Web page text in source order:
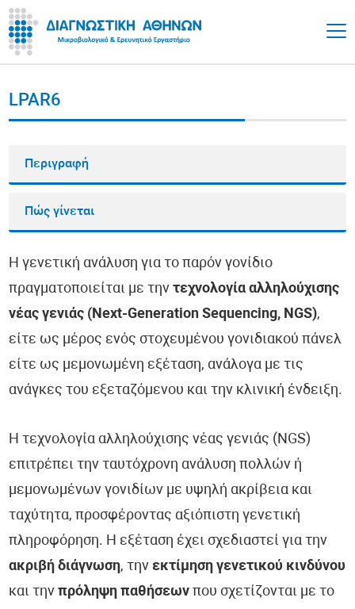
LPAR6
Περιγραφή
Πώς γίνεται
Η γενετική ανάλυση για το παρόν γονίδιο
πραγματοποιείται με τηντεχνολογία αλληλούχισης
νέας γενιάς (Next-Generation Sequencing, NGS),
είτε ως μέρος ενός στοχευμένου γονιδιακού πάνελ
είτε ως μεμονωμένη εξέταση, ανάλογα με τις
ανάγκες του εξεταζόμενου και την κλινική ένδειξη.
Η τεχνολογία αλληλούχισης νέας γενιάς (NGS)
επιτρέπει την ταυτόχρονη ανάλυση πολλών ή
μεμονωμένων γονιδίων με υψηλή ακρίβεια και
ταχύτητα, προσφέροντας αξιόπιστη γενετική
πληροφόρηση. Η εξέταση έχει σχεδιαστεί για την
ακριβή διάγνωση, τηνεκτίμηση γενετικού κινδύνου
και τηνπρόληψη παθήσεων που σχετίζονται με το